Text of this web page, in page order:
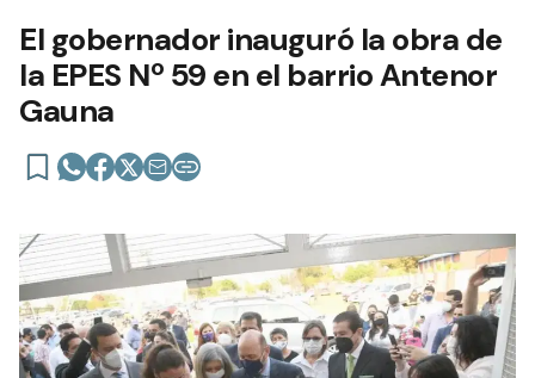
El gobernador inauguró la obra de
la EPES Nº 59 en el barrio Antenor
Gauna